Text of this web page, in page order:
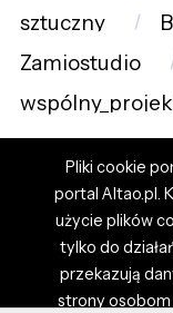
sztuczny
Zamiostudio
Pliki cookie
portal Altao.pl.
użycie plików
tylko do
przekazują
strony osobom